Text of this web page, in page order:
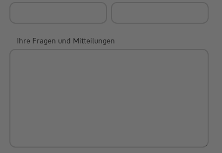
Ihre Fragen und Mitteilungen